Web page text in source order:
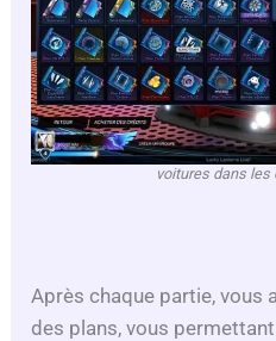
voitures dans
Après chaque partie, vous
des plans, vous